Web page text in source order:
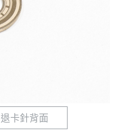
退卡針背面